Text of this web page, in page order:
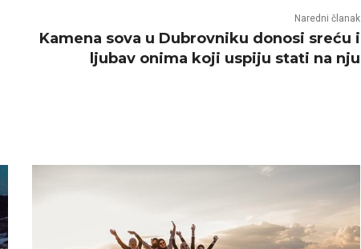
Naredni članak
Kamena sova u Dubrovniku donosi sreću i
ljubav onima koji uspiju stati na nju